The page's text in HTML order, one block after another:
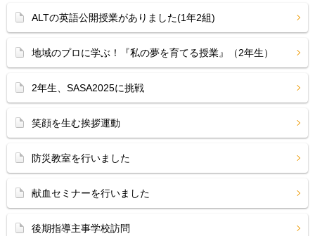
ALTの英語公開授業がありました(1年2組)
地域のプロに学ぶ！『私の夢を育てる授業』（2年生）
2年生、SASA2025に挑戦
笑顔を生む挨拶運動
防災教室を行いました
献血セミナーを行いました
後期指導主事学校訪問